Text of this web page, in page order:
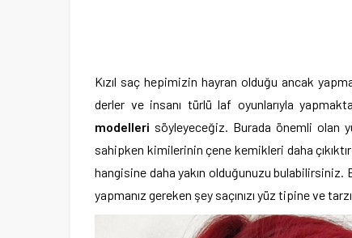
Kızıl saç hepimizin hayran olduğu ancak
derler ve insanı türlü laf oyunlarıyla
modelleri söyleyeceğiz. Burada önemli olan
sahipken kimilerinin çene kemikleri daha
hangisine daha yakın olduğunuzu bulabilirsiniz.
yapmanız gereken şey saçınızı yüz tipine ve